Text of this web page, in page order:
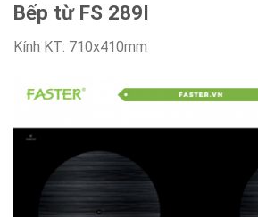
Bếp từ FS 289I
Kính KT: 710x410mm